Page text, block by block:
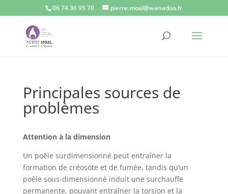
06 74 36 95 70 pierre.moal@wanadoo.fr
Principales sources de
problèmes
Attention à la dimension
Un poêle surdimensionné peut entraîner la
formation de créosote et de fumée, tandis qu’un
poêle sous-dimensionné induit une surchauffe
permanente, pouvant entraîner la torsion et la